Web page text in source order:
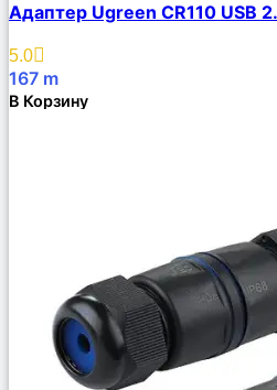
Описание
Избранное
Адаптер Ugreen CR110 USB
5.0
167 m
В Корзину